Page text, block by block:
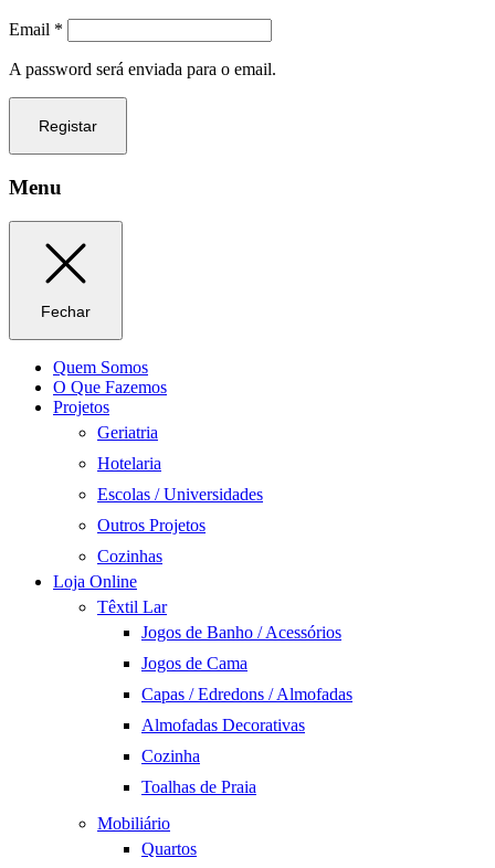
Email *
A password será enviada para o email.
Registar
Menu
Fechar
Quem Somos
O Que Fazemos
Projetos
Geriatria
Hotelaria
Escolas / Universidades
Outros Projetos
Cozinhas
Loja Online
Têxtil Lar
Jogos de Banho / Acessórios
Jogos de Cama
Capas / Edredons / Almofadas
Almofadas Decorativas
Cozinha
Toalhas de Praia
Mobiliário
Quartos